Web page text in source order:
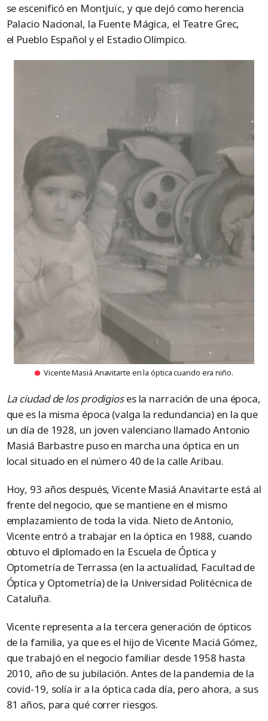
se escenificó en Montjuïc, y que dejó como herencia
Palacio Nacional, la Fuente Mágica, el Teatre Grec,
el Pueblo Español y el Estadio Olímpico.
Vicente Masiá Anavitarte en la óptica cuando era niño.
La ciudad de los prodigioses la narración de una época,
que es la misma época (valga la redundancia) en la que
un día de 1928, un joven valenciano llamado Antonio
Masiá Barbastre puso en marcha una óptica en un
local situado en el número 40 de la calle Aribau.
Hoy, 93 años después, Vicente Masiá Anavitarte está al
frente del negocio, que se mantiene en el mismo
emplazamiento de toda la vida. Nieto de Antonio,
Vicente entró a trabajar en la óptica en 1988, cuando
obtuvo el diplomado en la Escuela de Óptica y
Optometría de Terrassa (en la actualidad, Facultad de
Óptica y Optometría) de la Universidad Politécnica de
Cataluña.
Vicente representa a la tercera generación de ópticos
de la familia, ya que es el hijo de Vicente Maciá Gómez,
que trabajó en el negocio familiar desde 1958 hasta
2010, año de su jubilación. Antes de la pandemia de la
covid-19, solía ir a la óptica cada día, pero ahora, a sus
81 años, para qué correr riesgos.